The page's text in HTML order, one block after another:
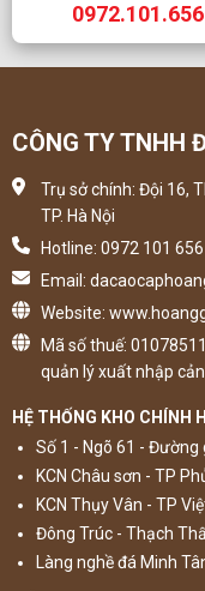
0972.101.656
CÔNG TY TNHH
Trụ sở chính: Đội 16,
TP. Hà Nội
Hotline: 0972 101 656
Email:
Website:
Mã số thuế:
quản lý xuất nhập
HỆ THỐNG KHO CHÍNH
Số 1 - Ngõ 61 - Đường
KCN Châu sơn - TP
KCN Thụy Vân - TP
Đông Trúc - Thạch
Làng nghề đá Minh